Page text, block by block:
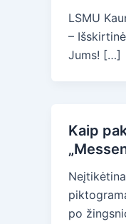
LSMU
–
Jums! […]
Kaip
po